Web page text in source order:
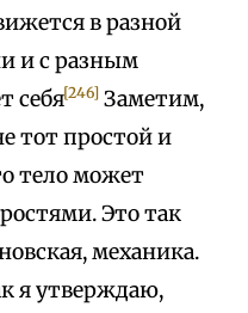
в разной
и с разным
себя[246] Заметим,
тот простой и
тело может
Это так
механика.
я утверждаю,